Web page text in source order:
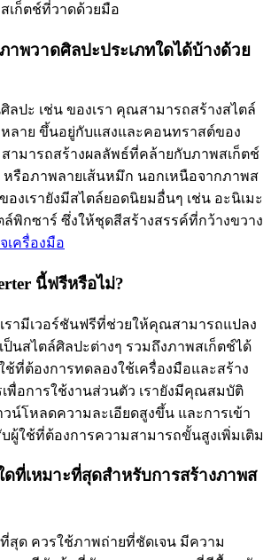
เก็ตช์ที่วาดด้วยมือ
าพวาดศิลปะประเภทใดได้บ้างด้วย
ลปะ เช่น ของเรา คุณสามารถสร้างสไตล์
ลาย ขึ้นอยู่กับแสงและคอนทราสต์ของ
ามารถสร้างผลลัพธ์ที่คล้ายกับภาพสเก็ตช์
รือภาพลายเส้นหมึก นอกเหนือจากภาพส
องเรายังมีสไตล์ยอดนิยมอื่นๆ เช่น อะนิเมะ
พิกซาร์ ซึ่งให้ชุดสีสร้างสรรค์ที่กว้างขวาง
เครื่องมือ
นี้ฟรีหรือไม่?
รามีเวอร์ชันฟรีที่ช่วยให้คุณสามารถแปลง
นสไตล์ศิลปะต่างๆ รวมถึงภาพสเก็ตช์ได้
ช้ที่ต้องการทดลองใช้เครื่องมือและสร้าง
พื่อการใช้งานส่วนตัว เรายังมีคุณสมบัติ
วน์โหลดความละเอียดสูงขึ้น และการเข้า
ผู้ใช้ที่ต้องการความสามารถขั้นสูงเพิ่มเติม
ดที่เหมาะที่สุดสำหรับการสร้างภาพส
สุด ควรใช้ภาพถ่ายที่ชัดเจน มีความ